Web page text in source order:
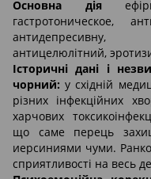
Основна дія
гастротоническое,
антидепресивну,
антицелюлітний,
Історичні дані і
чорний: у східній
різних інфекційних
харчових
що саме перець
иерсиниями чуми.
сприятливості на весь